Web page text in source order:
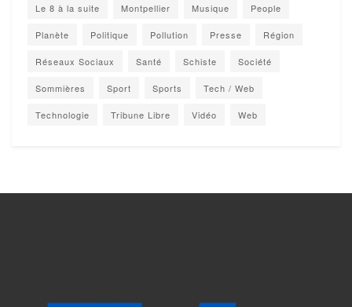
Le 8 à la suite Montpellier Musique People
Planète Politique Pollution Presse Région
Réseaux Sociaux Santé Schiste Société
Sommières Sport Sports Tech / Web
Technologie Tribune Libre Vidéo Web